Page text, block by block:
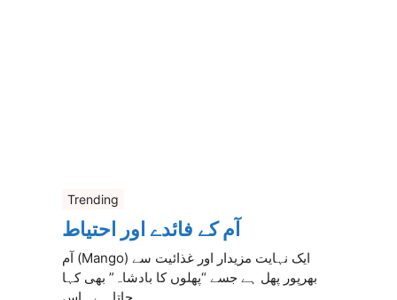
Trending
آم کے فائدے اور احتیاط
آم (Mango) ایک نہایت مزیدار اور غذائیت سے
بھرپور پھل ہے جسے “پھلوں کا بادشاہ” بھی کہا